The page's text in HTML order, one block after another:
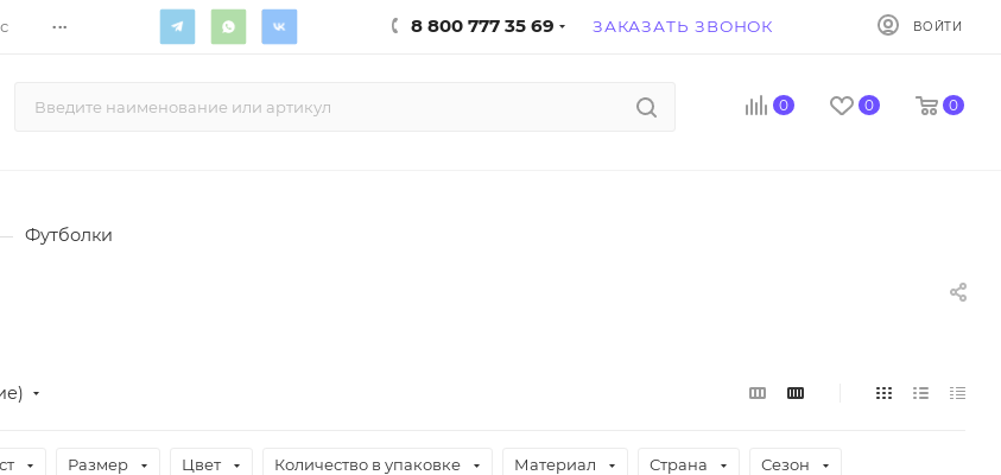
... 8 800 777 35 69 ЗАКАЗАТЬ ЗВОНОК ВОЙТИ
0 0 0
Футболки
Размер Цвет Количество в упаковке Материал Страна Сезон